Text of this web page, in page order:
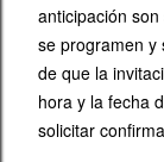
anticipación
se programen y
de que la
hora y la fecha
solicitar